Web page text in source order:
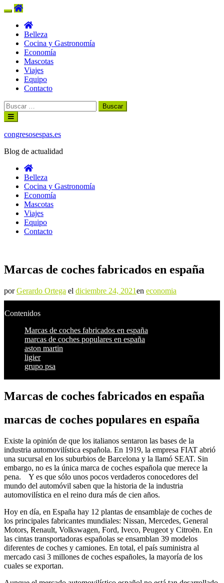
Belleza
Cocina y Gastronomía
Economía
Mascotas
Viajes
Equipo
Contacto
Buscar:
Ir
al
contenido
congresosespas.es
Blog de actualidad
Belleza
Cocina y Gastronomía
Economía
Mascotas
Viajes
Equipo
Contacto
Marcas de coches fabricados en españa
porGerardo Ortega el diciembre 24, 2021en economia
Contenidos
Marcas de coches fabricados en españa
marcas de coches populares en españa
aston martin
ligier
grupo psa
Marcas de coches fabricados en españa
marcas de coches populares en españa
Existe la opinión de que los italianos sentaron las bases de la
industria automovilística española. En 1919, la empresa FIAT abrió
una sucursal en los suburbios de Barcelona y la llamó SEAT. Sin
embargo, no es la única marca de coches española que merece la
pena. Y es que sólo unos pocos verdaderos conocedores del
mundo del automóvil saben que la historia de la industria
automovilística en el reino dura más de cien años.
Hoy en día, en España hay 12 plantas de ensamblaje de coches de
los principales fabricantes mundiales: Nissan, Mercedes, General
Motors, Renault, Volkswagen, Ford, Iveco, Peugeot y Citroën. En
las cintas transportadoras españolas se ensamblan 39 modelos
diferentes de coches y camiones. En total, el país suministra al
mercado casi 3 millones de coches españoles, la mayoría de los
cuales se exportan.